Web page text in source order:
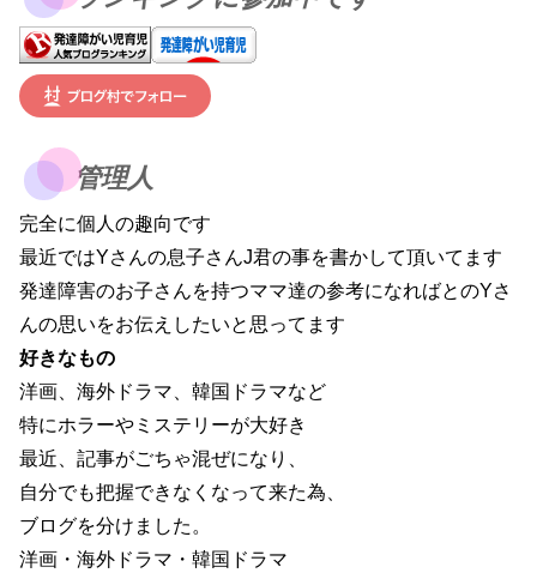
管理人
完全に個人の趣向です
最近ではYさんの息子さんJ君の事を書かして頂いてます
発達障害のお子さんを持つママ達の参考になればとのYさ
んの思いをお伝えしたいと思ってます
好きなもの
洋画、海外ドラマ、韓国ドラマなど
特にホラーやミステリーが大好き
最近、記事がごちゃ混ぜになり、
自分でも把握できなくなって来た為、
ブログを分けました。
洋画・海外ドラマ・韓国ドラマ